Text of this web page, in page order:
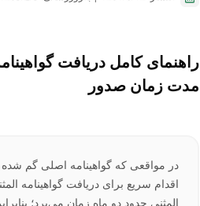
راهنمای کامل دریافت
مدت زمان صدور
در مواقعی که گواهینامه اصلی گم
اقدام سریع برای دریافت گواهینامه
المثنی حدود دو ماه زمان می‌برد؛